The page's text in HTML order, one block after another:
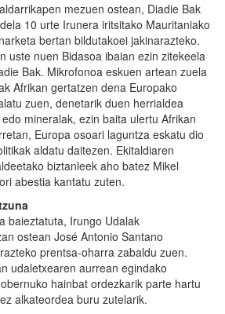
mezuen ostean, Diadie Bak
10 urte Irunera iritsitako Mauritaniako
bertan bildutakoei jakinarazteko.
uste nuen Bidasoa ibaian ezin zitekeela
Bak. Mikrofonoa eskuen artean zuela
Afrikan gertatzen dena Europako
zuen, denetarik duen herrialdea
mineralak, ezin baita ulertu Afrikan
Europa osoari laguntza eskatu dio
aldatu daitezen. Ekitaldiaren
biztanleek aho batez Mikel
abestia kantatu zuten.
baieztatuta, Irungo Udalak
ostean José Antonio Santano
prentsa-oharra zabaldu zuen.
udaletxearen aurrean egindako
hainbat ordezkarik parte hartu
alkateordea buru zutelarik.